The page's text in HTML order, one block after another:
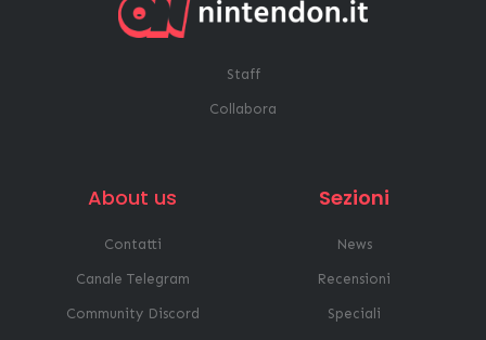
Staff
Collabora
About us
Contatti
Canale Telegram
Community Discord
Sezioni
News
Recensioni
Speciali